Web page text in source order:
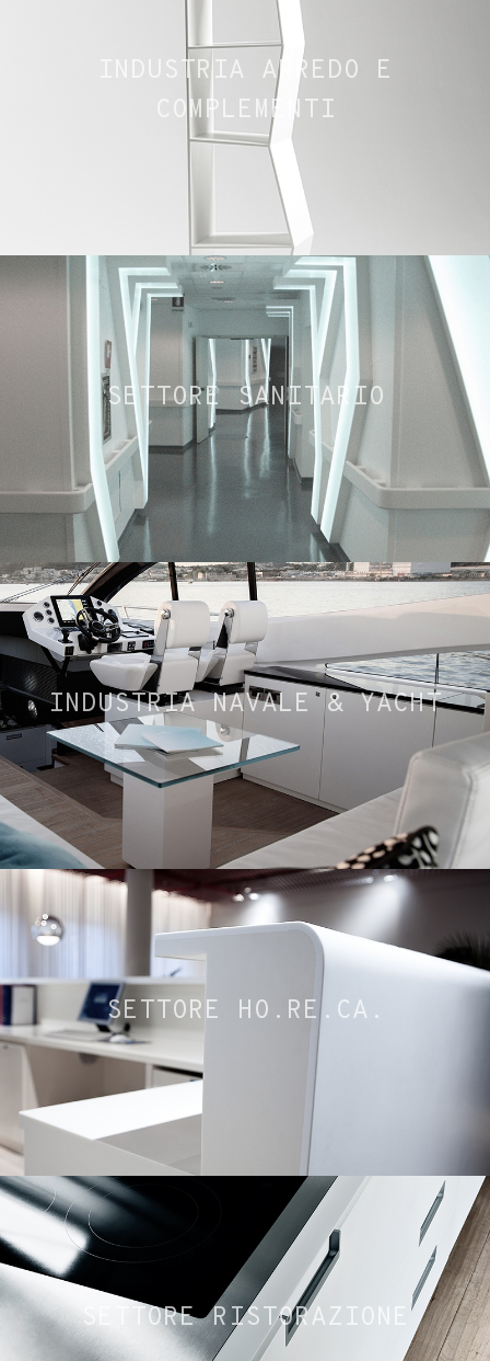
INDUSTRIA ARREDO E
COMPLEMENTI
SETTORE SANITARIO
INDUSTRIA NAVALE & YACHT
SETTORE HO.RE.CA.
SETTORE RISTORAZIONE